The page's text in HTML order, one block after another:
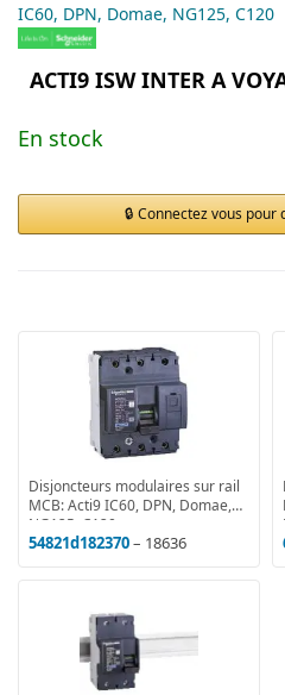
IC60, DPN, Domae, NG125, C120
ACTI9 ISW INTER A
En stock
Connectez vous pour
Disjoncteurs modulaires sur rail
MCB: Acti9 IC60, DPN, Domae,
NG125, C120
54821d182370– 18636